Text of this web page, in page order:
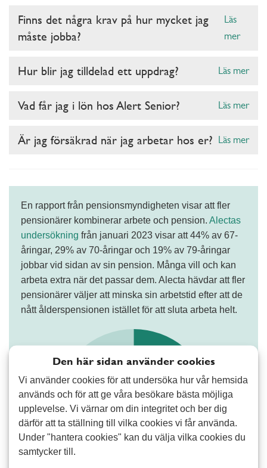
Finns det några krav på hur mycket jag
måste jobba?
Läs
mer
Hur blir jag tilldelad ett uppdrag? Läs mer
Vad får jag i lön hos Alert Senior? Läs mer
Är jag försäkrad när jag arbetar hos er? Läs mer
En rapport från pensionsmyndigheten visar att fler
pensionärer kombinerar arbete och pension. Alectas
undersökning från januari 2023 visar att 44% av 67-
åringar, 29% av 70-åringar och 19% av 79-åringar
jobbar vid sidan av sin pension. Många vill och kan
arbeta extra när det passar dem. Alecta hävdar att fler
pensionärer väljer att minska sin arbetstid efter att de
nått ålderspensionen istället för att sluta arbeta helt.
Den här sidan använder cookies
Vi använder cookies för att undersöka hur vår hemsida
används och för att ge våra besökare bästa möjliga
upplevelse. Vi värnar om din integritet och ber dig
därför att ta ställning till vilka cookies vi får använda.
Under "hantera cookies" kan du välja vilka cookies du
samtycker till.